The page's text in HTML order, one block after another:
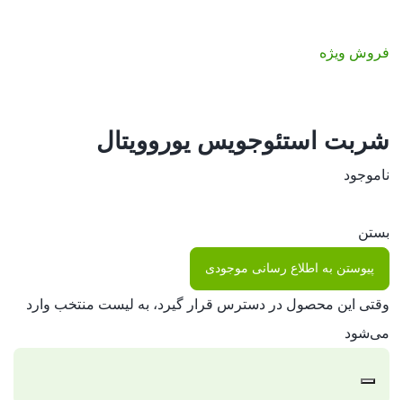
فروش ویژه
شربت استئوجویس یوروویتال
ناموجود
بستن
پیوستن به اطلاع رسانی موجودی
وقتی این محصول در دسترس قرار گیرد، به لیست منتخب وارد
می‌شود